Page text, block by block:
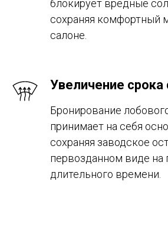
блокирует вредные
сохраняя комфортный
салоне.
Увеличение
Бронирование
принимает на себя
сохраняя заводское
первозданном виде на
длительного времени.